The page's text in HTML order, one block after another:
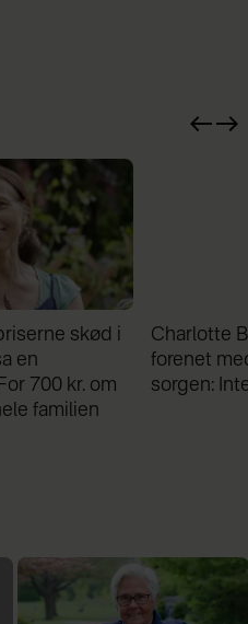
Charlotte Bøving blev
forenet med sin bror i
sorgen: Intet kan skille os